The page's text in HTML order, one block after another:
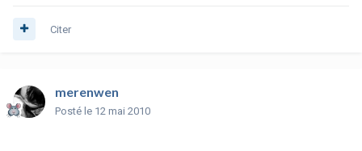
Citer
merenwen
Posté le 12 mai 2010